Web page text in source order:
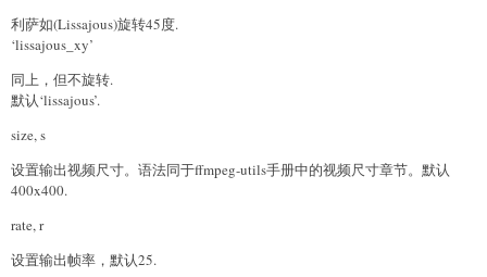
利萨如(Lissajous)旋转45度.
‘lissajous_xy’
同上，但不旋转.
默认‘lissajous’.
size, s
设置输出视频尺寸。语法同于ffmpeg-utils手册中的视频尺寸章节。默认
400x400.
rate, r
设置输出帧率，默认25.